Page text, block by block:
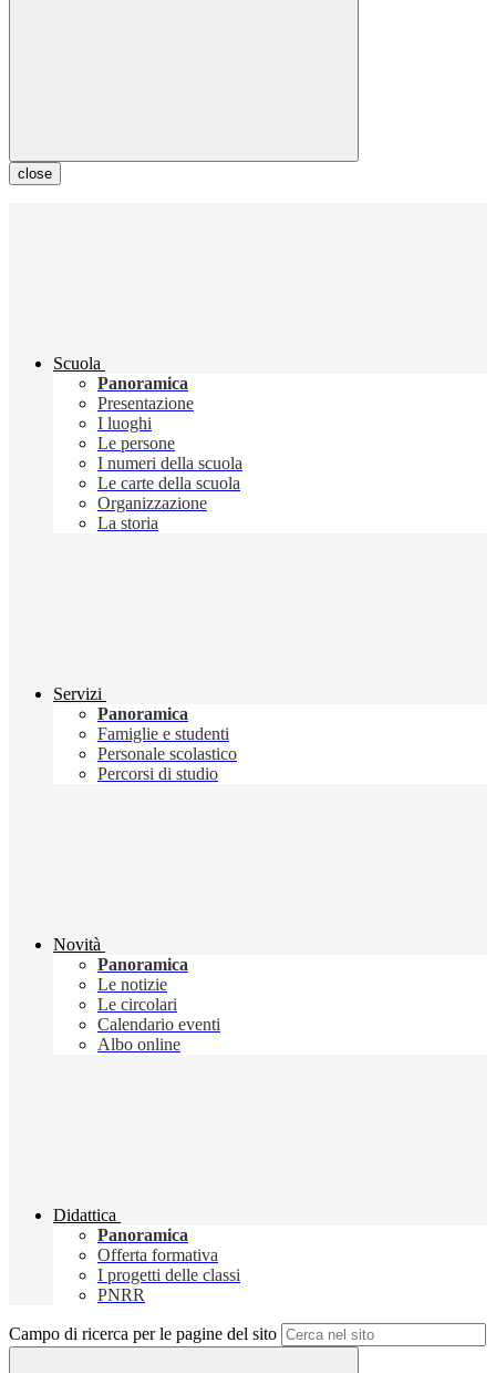
close
Scuola
Panoramica
Presentazione
I luoghi
Le persone
I numeri della scuola
Le carte della scuola
Organizzazione
La storia
Servizi
Panoramica
Famiglie e studenti
Personale scolastico
Percorsi di studio
Novità
Panoramica
Le notizie
Le circolari
Calendario eventi
Albo online
Didattica
Panoramica
Offerta formativa
I progetti delle classi
PNRR
Campo di ricerca per le pagine del sito